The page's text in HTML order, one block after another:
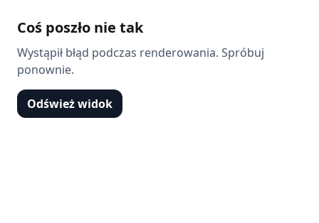
Coś poszło nie tak
Wystąpił błąd podczas renderowania. Spróbuj
ponownie.
Odśwież widok